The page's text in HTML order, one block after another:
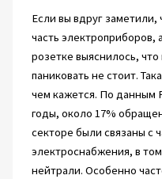
Если вы вдруг заметили,
часть электроприборов,
розетке выяснилось,
паниковать не стоит.
чем кажется. По данным
годы, около 17%
секторе были связаны с
электроснабжения, в
нейтрали. Особенно